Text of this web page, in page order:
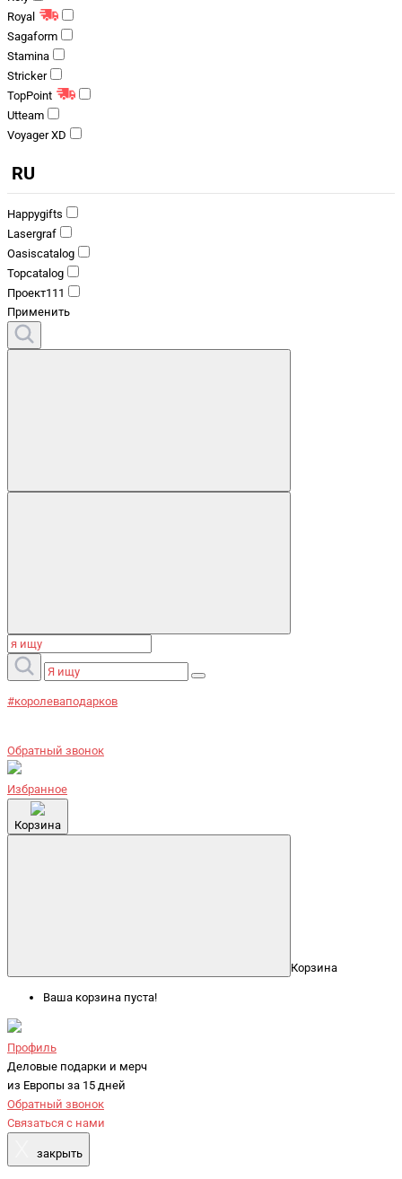
Royal
Sagaform
Stamina
Stricker
TopPoint
Utteam
Voyager XD
RU
Happygifts
Lasergraf
Oasiscatalog
Topcatalog
Проект111
Применить
#королеваподарков
Обратный звонок
Избранное
Корзина
Корзина
Ваша корзина пуста!
Профиль
Деловые подарки и мерч
из Европы за 15 дней
Обратный звонок
Связаться с нами
закрыть